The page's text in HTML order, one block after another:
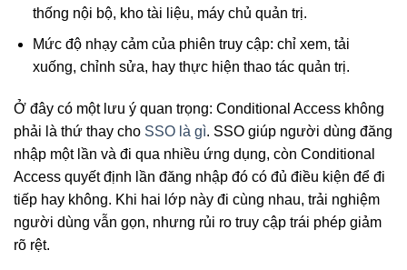
thống nội bộ, kho tài liệu, máy chủ quản trị.
Mức độ nhạy cảm của phiên truy cập: chỉ xem, tải
xuống, chỉnh sửa, hay thực hiện thao tác quản trị.
Ở đây có một lưu ý quan trọng: Conditional Access không
phải là thứ thay cho SSO là gì. SSO giúp người dùng đăng
nhập một lần và đi qua nhiều ứng dụng, còn Conditional
Access quyết định lần đăng nhập đó có đủ điều kiện để đi
tiếp hay không. Khi hai lớp này đi cùng nhau, trải nghiệm
người dùng vẫn gọn, nhưng rủi ro truy cập trái phép giảm
rõ rệt.